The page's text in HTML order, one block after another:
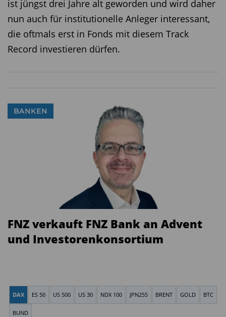
ist jüngst drei Jahre alt geworden und wird daher
nun auch für institutionelle Anleger interessant,
die oftmals erst in Fonds mit diesem Track
Record investieren dürfen.
BANKEN
FNZ verkauft FNZ Bank an Advent
und Investorenkonsortium
DAX ES 50 US 500 US 30 NDX 100 JPN255 BRENT GOLD BTC
BUND